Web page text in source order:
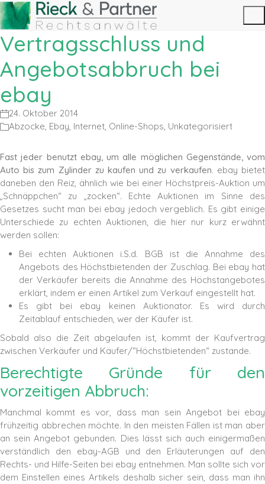
Vertragsschluss und
Angebotsabbruch bei
ebay
24. Oktober 2014
Abzocke, Ebay, Internet, Online-Shops, Unkategorisiert
Fast jeder benutzt ebay, um alle möglichen Gegenstände, vom
Auto bis zum Zylinder zu kaufen und zu verkaufen. ebay bietet
daneben den Reiz, ähnlich wie bei einer Höchstpreis-Auktion um
„Schnäppchen“ zu „zocken“. Echte Auktionen im Sinne des
Gesetzes sucht man bei ebay jedoch vergeblich. Es gibt einige
Unterschiede zu echten Auktionen, die hier nur kurz erwähnt
werden sollen:
Bei echten Auktionen i.S.d. BGB ist die Annahme des
Angebots des Höchstbietenden der Zuschlag. Bei ebay hat
der Verkäufer bereits die Annahme des Höchstangebotes
erklärt, indem er einen Artikel zum Verkauf eingestellt hat.
Es gibt bei ebay keinen Auktionator. Es wird durch
Zeitablauf entschieden, wer der Käufer ist.
Sobald also die Zeit abgelaufen ist, kommt der Kaufvertrag
zwischen Verkäufer und Käufer/“Höchstbietenden“ zustande.
Berechtigte Gründe für den
vorzeitigen Abbruch:
Manchmal kommt es vor, dass man sein Angebot bei ebay
frühzeitig abbrechen möchte. In den meisten Fällen ist man aber
an sein Angebot gebunden. Dies lässt sich auch einigermaßen
verständlich den ebay-AGB und den Erläuterungen auf den
Rechts- und Hilfe-Seiten bei ebay entnehmen. Man sollte sich vor
dem Einstellen eines Artikels deshalb sicher sein, dass man ihn